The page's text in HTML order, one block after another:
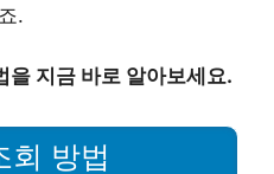
.
을 지금 바로 알아보세요.
회 방법